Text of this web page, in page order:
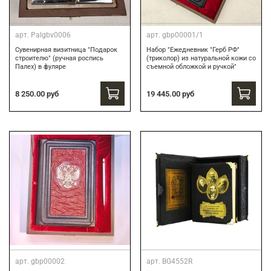
арт. Palgbv0006
Сувенирная визитница "Подарок
строителю" (ручная роспись
Палех) в фуляре
8 250.00 руб
арт. gbp00001/1
Набор "Ежедневник "Герб РФ"
(триколор) из натуральной кожи со
съемной обложкой и ручкой"
19 445.00 руб
арт. gbp00002 арт. BG4552R